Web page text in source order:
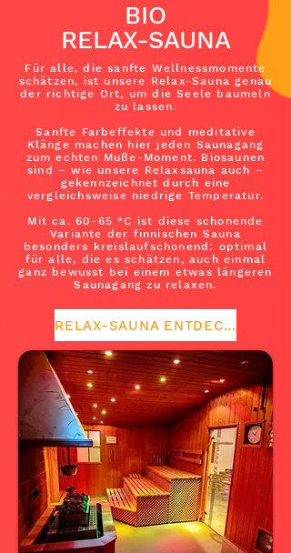
BIO
RELAX-SAUNA
Für alle, die sanfte Wellnessmomente
schätzen, ist unsere Relax-Sauna genau
der richtige Ort, um die Seele baumeln
zu lassen.
Sanfte Farbeffekte und meditative
Klänge machen hier jeden Saunagang
zum echten Muße-Moment. Biosaunen
sind – wie unsere Relaxsauna auch –
gekennzeichnet durch eine
vergleichsweise niedrige Temperatur.
Mit ca. 60-65 °C ist diese schonende
Variante der finnischen Sauna
besonders kreislaufschonend: optimal
für alle, die es schätzen, auch einmal
ganz bewusst bei einem etwas längeren
Saunagang zu relaxen.
RELAX-SAUNA ENTDECKEN